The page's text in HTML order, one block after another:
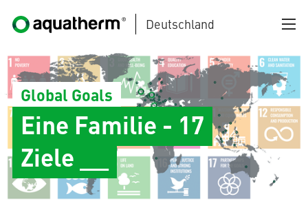
Zum Hauptinhalt springen
Deutschland
AQUATHERM BLACK
Global Goals
Eine Familie - 17
Ziele __